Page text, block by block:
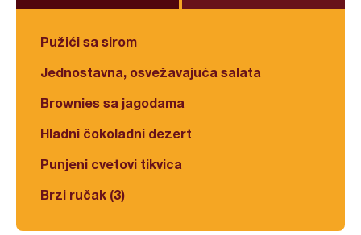
Pužići sa sirom
Jednostavna, osvežavajuća salata
Brownies sa jagodama
Hladni čokoladni dezert
Punjeni cvetovi tikvica
Brzi ručak (3)